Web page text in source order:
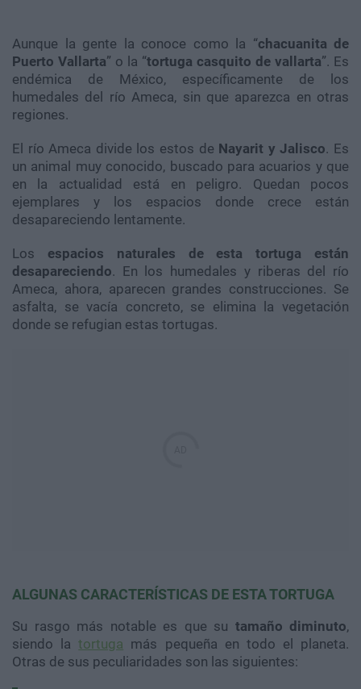
Aunque la gente la conoce como la “chacuanita de
Puerto Vallarta” o la “tortuga casquito de vallarta”. Es
endémica de México, específicamente de los
humedales del río Ameca, sin que aparezca en otras
regiones.
El río Ameca divide los estos de Nayarit y Jalisco. Es
un animal muy conocido, buscado para acuarios y que
en la actualidad está en peligro. Quedan pocos
ejemplares y los espacios donde crece están
desapareciendo lentamente.
Los espacios naturales de esta tortuga están
desapareciendo. En los humedales y riberas del río
Ameca, ahora, aparecen grandes construcciones. Se
asfalta, se vacía concreto, se elimina la vegetación
donde se refugian estas tortugas.
ALGUNAS CARACTERÍSTICAS DE ESTA TORTUGA
Su rasgo más notable es que su tamaño diminuto,
siendo latortuga más pequeña en todo el planeta.
Otras de sus peculiaridades son las siguientes: